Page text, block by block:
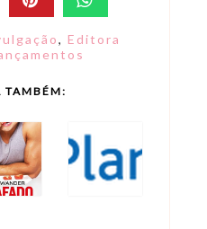
, Editora
TAMBÉM: